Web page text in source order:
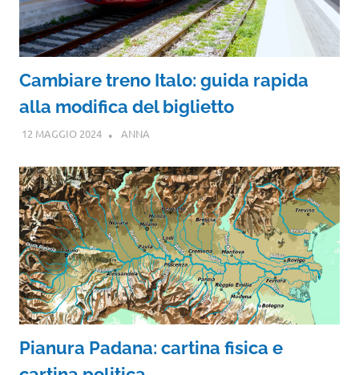
Cambiare treno Italo: guida rapida
alla modifica del biglietto
12 MAGGIO 2024 ANNA
Pianura Padana: cartina fisica e